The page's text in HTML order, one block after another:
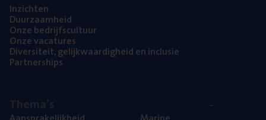
Inzich­ten
Duur­zaam­heid
Onze bedrijfs­cul­tuur
Onze vaca­tu­res
Diver­si­teit, gelijk­waar­dig­heid en inclusie
Part­ner­ships